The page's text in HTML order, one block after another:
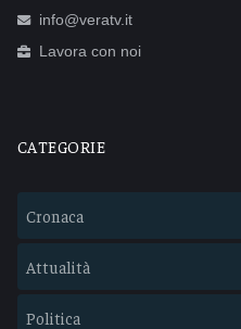
info@veratv.it
Lavora con noi
CATEGORIE
Cronaca
Attualità
Politica